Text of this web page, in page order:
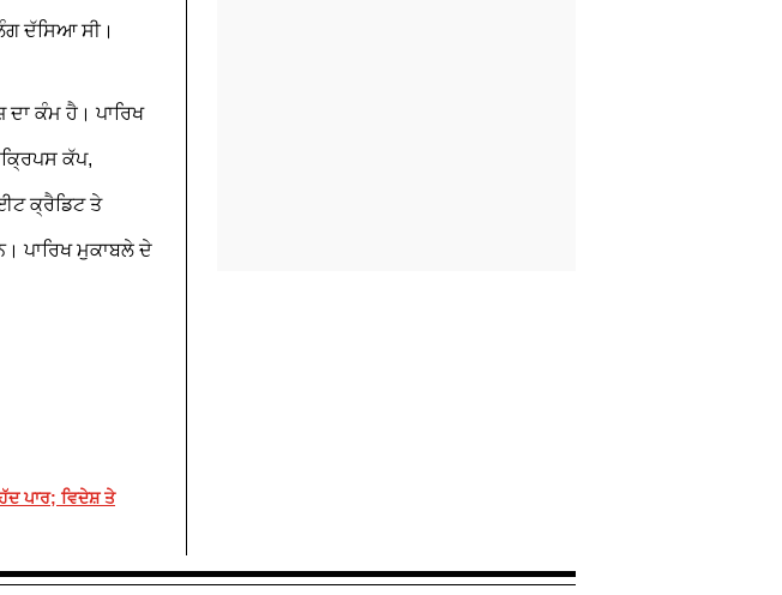
ਦੱਸਿਆ ਸੀ।
ਦਾ ਕੰਮ ਹੈ। ਪਾਰਿਖ
ਕੱਪ,
ਕ੍ਰੈਡਿਟ ਤੇ
ਪਾਰਿਖ ਮੁਕਾਬਲੇ ਦੇ
ਪਾਰ; ਵਿਦੇਸ਼ ਤੇ